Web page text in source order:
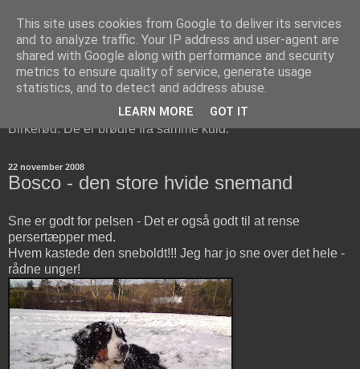
Berner Sennen Brødrene i
Birkerød
Bosco og Cisco er to Berner Sennen hunde, der bor i
Birkerød. De er brødre fra samme kuld.
22 november 2008
Bosco - den store hvide snemand
Sne er godt for pelsen - Det er også godt til at rense
persertæpper med.
Hvem kastede den sneboldt!!! Jeg har jo sne over det hele -
rådne unger!
This site uses cookies from Google to deliver its services
and to analyze traffic. Your IP address and user-agent are
shared with Google along with performance and security
metrics to ensure quality of service, generate usage
statistics, and to detect and address abuse.
LEARN MORE GOT IT